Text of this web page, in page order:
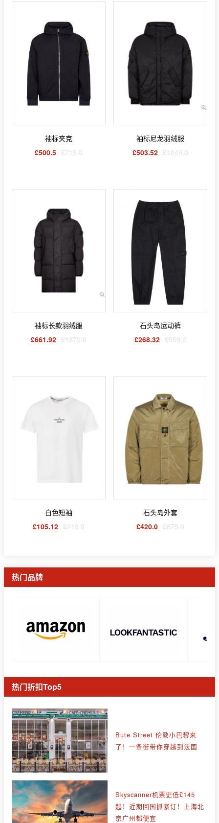
袖标夹克
£500.5 £715.0
袖标尼龙羽绒服
£503.52 £1049.0
袖标长款羽绒服
£661.92 £1379.0
石头岛运动裤
£268.32 £559.0
白色短袖
£105.12 £219.0
石头岛外套
£420.0 £875.0
热门品牌
热门折扣Top5
Bute Street 伦敦小巴黎来
了！一条街带你穿越到法国
Skyscanner机票史低£145
起！近期回国抓紧订！上海北
京广州都便宜